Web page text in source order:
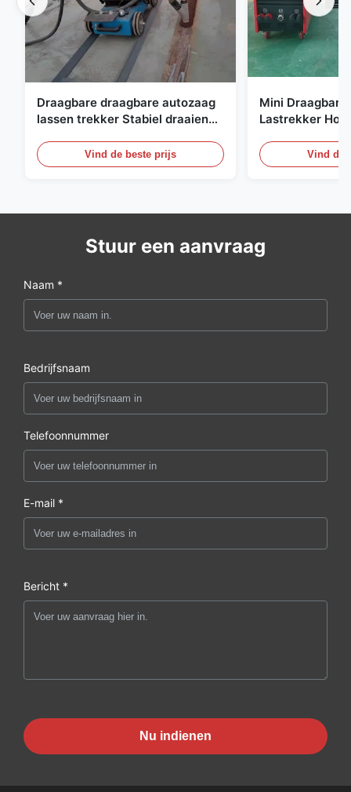
Draagbare draagbare autozaag
lassen trekker Stabiel draaiende
voor de scheepsbouw
Vind de beste prijs
Mini
Lastrekker
Lasapparatuur
Vind de
Stuur een aanvraag
Naam *
Bedrijfsnaam
Telefoonnummer
E-mail *
Bericht *
Nu indienen